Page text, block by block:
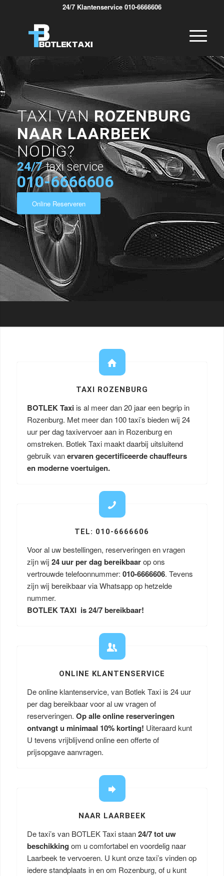
24/7 Klantenservice 010-6666606
TAXI VANROZENBURG
NAAR LAARBEEK
NODIG?
24/7 taxi service
010-6666606
Online Reserveren
TAXI ROZENBURG
BOTLEK Taxi is al meer dan 20 jaar een begrip in
Rozenburg. Met meer dan 100 taxi’s bieden wij 24
uur per dag taxivervoer aan in Rozenburg en
omstreken. Botlek Taxi maakt daarbij uitsluitend
gebruik vanervaren gecertificeerde chauffeurs
en moderne voertuigen.
TEL: 010-6666606
Voor al uw bestellingen, reserveringen en vragen
zijn wij 24 uur per dag bereikbaarop ons
vertrouwde telefoonnummer: 010-6666606. Tevens
zijn wij bereikbaar via Whatsapp op hetzelde
nummer.
BOTLEK TAXI is 24/7 bereikbaar!
ONLINE KLANTENSERVICE
De online klantenservice, van Botlek Taxi is 24 uur
per dag bereikbaar voor al uw vragen of
reserveringen. Op alle online reserveringen
ontvangt u minimaal 10% korting! Uiteraard kunt
U tevens vrijblijvend online een offerte of
prijsopgave aanvragen.
NAAR LAARBEEK
De taxi’s van BOTLEK Taxi staan24/7 tot uw
beschikking om u comfortabel en voordelig naar
Laarbeek te vervoeren. U kunt onze taxi’s vinden op
iedere standplaats in en om Rozenburg, of u kunt